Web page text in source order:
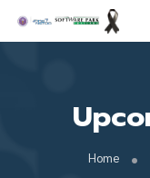
Home